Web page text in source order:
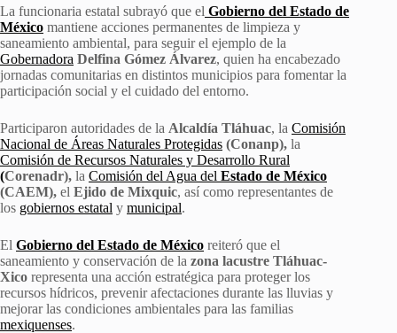
La funcionaria estatal subrayó que el Gobierno del Estado de
México mantiene acciones permanentes de limpieza y
saneamiento ambiental, para seguir el ejemplo de la
Gobernadora Delfina Gómez Álvarez, quien ha encabezado
jornadas comunitarias en distintos municipios para fomentar la
participación social y el cuidado del entorno.
Participaron autoridades de la Alcaldía Tláhuac, la Comisión
Nacional de Áreas Naturales Protegidas (Conanp), la
Comisión de Recursos Naturales y Desarrollo Rural
(Corenadr), la Comisión del Agua del Estado de México
(CAEM), el Ejido de Mixquic, así como representantes de
los gobiernos estatal y municipal.
El Gobierno del Estado de México reiteró que el
saneamiento y conservación de la zona lacustre Tláhuac-
Xico representa una acción estratégica para proteger los
recursos hídricos, prevenir afectaciones durante las lluvias y
mejorar las condiciones ambientales para las familias
mexiquenses.